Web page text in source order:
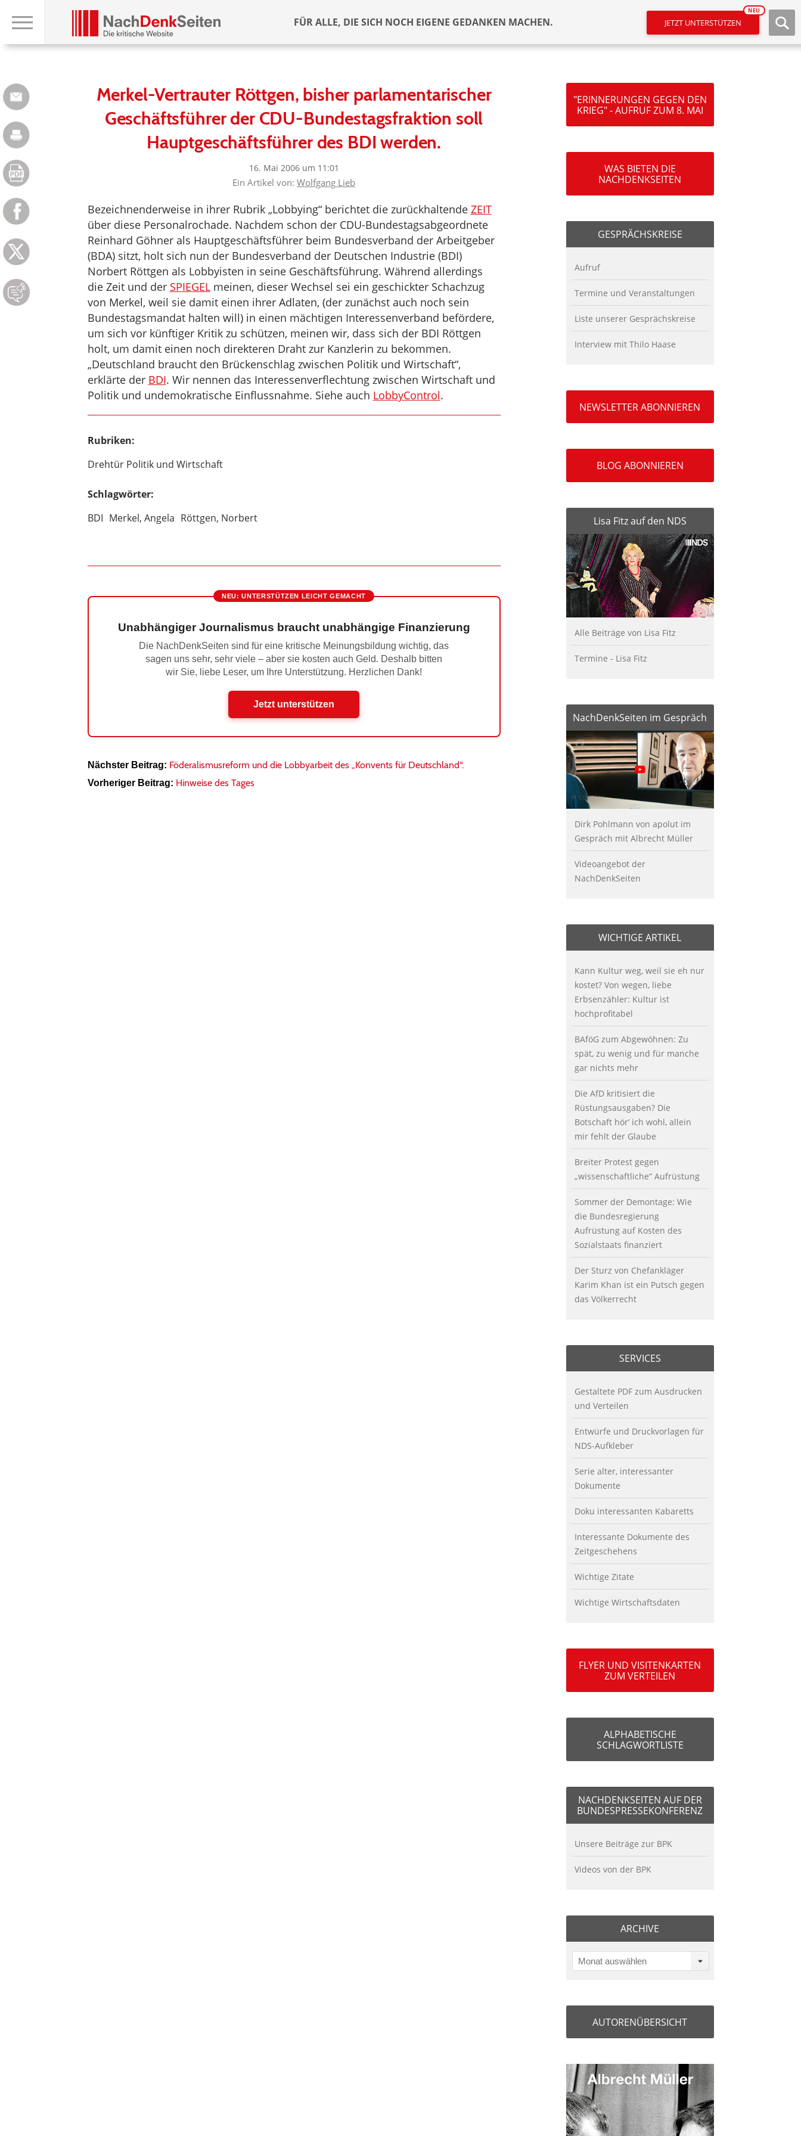
FÜR ALLE, DIE SICH NOCH EIGENE GEDANKEN MACHEN. JETZT UNTERSTÜTZEN
NEU
Merkel-Vertrauter Röttgen, bisher parlamentarischer
Geschäftsführer der CDU-Bundestagsfraktion soll
Hauptgeschäftsführer des BDI werden.
16. Mai 2006 um 11:01
Ein Artikel von: Wolfgang Lieb
Bezeichnenderweise in ihrer Rubrik „Lobbying“ berichtet die zurückhaltende ZEIT
über diese Personalrochade. Nachdem schon der CDU-Bundestagsabgeordnete
Reinhard Göhner als Hauptgeschäftsführer beim Bundesverband der Arbeitgeber
(BDA) sitzt, holt sich nun der Bundesverband der Deutschen Industrie (BDI)
Norbert Röttgen als Lobbyisten in seine Geschäftsführung. Während allerdings
die Zeit und der SPIEGELmeinen, dieser Wechsel sei ein geschickter Schachzug
von Merkel, weil sie damit einen ihrer Adlaten, (der zunächst auch noch sein
Bundestagsmandat halten will) in einen mächtigen Interessenverband befördere,
um sich vor künftiger Kritik zu schützen, meinen wir, dass sich der BDI Röttgen
holt, um damit einen noch direkteren Draht zur Kanzlerin zu bekommen.
„Deutschland braucht den Brückenschlag zwischen Politik und Wirtschaft“,
erklärte der BDI. Wir nennen das Interessenverflechtung zwischen Wirtschaft und
Politik und undemokratische Einflussnahme. Siehe auch LobbyControl.
Rubriken:
Drehtür Politik und Wirtschaft
Schlagwörter:
BDI Merkel, Angela Röttgen, Norbert
NEU: UNTERSTÜTZEN LEICHT GEMACHT
Unabhängiger Journalismus braucht unabhängige Finanzierung
Die NachDenkSeiten sind für eine kritische Meinungsbildung wichtig, das
sagen uns sehr, sehr viele – aber sie kosten auch Geld. Deshalb bitten
wir Sie, liebe Leser, um Ihre Unterstützung. Herzlichen Dank!
Jetzt unterstützen
Nächster Beitrag: Föderalismusreform und die Lobbyarbeit des „Konvents für Deutschland“.
Vorheriger Beitrag: Hinweise des Tages
"ERINNERUNGEN GEGEN DEN
KRIEG" - AUFRUF ZUM 8. MAI
WAS BIETEN DIE
NACHDENKSEITEN
GESPRÄCHSKREISE
Aufruf
Termine und Veranstaltungen
Liste unserer Gesprächskreise
Interview mit Thilo Haase
NEWSLETTER ABONNIEREN
BLOG ABONNIEREN
Lisa Fitz auf den NDS
Alle Beiträge von Lisa Fitz
Termine - Lisa Fitz
NachDenkSeiten im Gespräch
Dirk Pohlmann von apolut im
Gespräch mit Albrecht Müller
Videoangebot der
NachDenkSeiten
WICHTIGE ARTIKEL
Kann Kultur weg, weil sie eh nur
kostet? Von wegen, liebe
Erbsenzähler: Kultur ist
hochprofitabel
BAföG zum Abgewöhnen: Zu
spät, zu wenig und für manche
gar nichts mehr
Die AfD kritisiert die
Rüstungsausgaben? Die
Botschaft hör’ ich wohl, allein
mir fehlt der Glaube
Breiter Protest gegen
„wissenschaftliche“ Aufrüstung
Sommer der Demontage: Wie
die Bundesregierung
Aufrüstung auf Kosten des
Sozialstaats finanziert
Der Sturz von Chefankläger
Karim Khan ist ein Putsch gegen
das Völkerrecht
SERVICES
Gestaltete PDF zum Ausdrucken
und Verteilen
Entwürfe und Druckvorlagen für
NDS-Aufkleber
Serie alter, interessanter
Dokumente
Doku interessanten Kabaretts
Interessante Dokumente des
Zeitgeschehens
Wichtige Zitate
Wichtige Wirtschaftsdaten
FLYER UND VISITENKARTEN
ZUM VERTEILEN
ALPHABETISCHE
SCHLAGWORTLISTE
NACHDENKSEITEN AUF DER
BUNDESPRESSEKONFERENZ
Unsere Beiträge zur BPK
Videos von der BPK
ARCHIVE
Monat auswählen
AUTORENÜBERSICHT